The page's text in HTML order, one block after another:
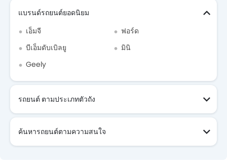
แบรนด์รถยนต์ยอดนิยม
เอ็มจี
ฟอร์ด
บีเอ็มดับเบิลยู
มินิ
Geely
รถยนต์ ตามประเภทตัวถัง
ค้นหารถยนต์ตามความสนใจ